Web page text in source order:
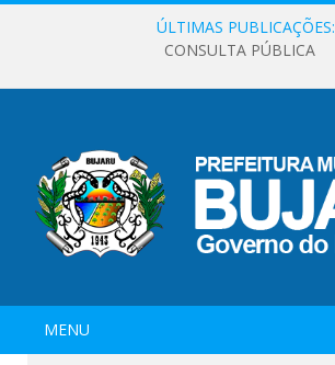
ÚLTIMAS PUBLICAÇÕES:
CONSULTA PÚBLICA
MENU